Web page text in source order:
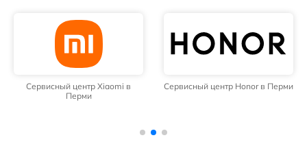
Сервисный центр Xiaomi в
Перми
Сервисный центр Honor в Перми